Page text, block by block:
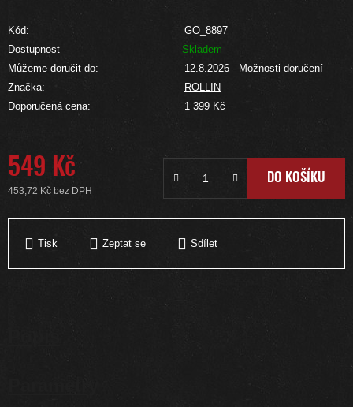
Kód:
GO_8897
Dostupnost
Skladem
Můžeme doručit do:
12.8.2026 - Možnosti doručení
Značka:
ROLLIN
Doporučená cena:
1 399 Kč
549 Kč
453,72 Kč bez DPH
DO KOŠÍKU
Tisk Zeptat se Sdílet